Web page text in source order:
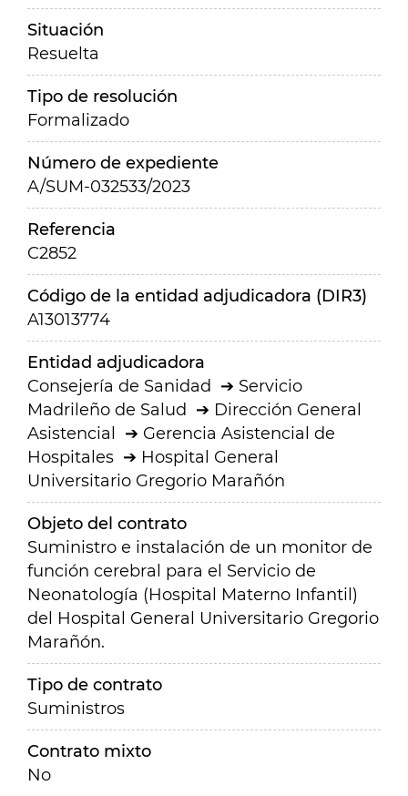
Situación
Resuelta
Tipo de resolución
Formalizado
Número de expediente
A/SUM-032533/2023
Referencia
C2852
Código de la entidad adjudicadora (DIR3)
A13013774
Entidad adjudicadora
Consejería de Sanidad
Servicio
Madrileño de Salud
Dirección General
Asistencial
Gerencia Asistencial de
Hospitales
Hospital General
Universitario Gregorio Marañón
Objeto del contrato
Suministro e instalación de un monitor de
función cerebral para el Servicio de
Neonatología (Hospital Materno Infantil)
del Hospital General Universitario Gregorio
Marañón.
Tipo de contrato
Suministros
Contrato mixto
No